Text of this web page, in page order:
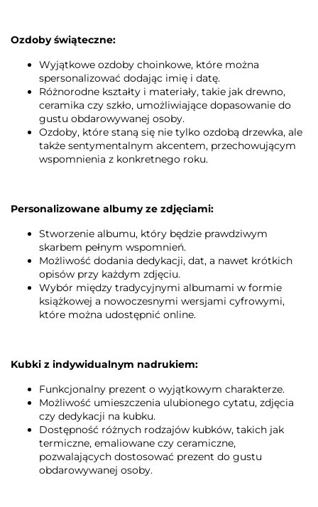
Ozdoby świąteczne:
Wyjątkowe ozdoby choinkowe, które można
spersonalizować dodając imię i datę.
Różnorodne kształty i materiały, takie jak drewno,
ceramika czy szkło, umożliwiające dopasowanie do
gustu obdarowywanej osoby.
Ozdoby, które staną się nie tylko ozdobą drzewka, ale
także sentymentalnym akcentem, przechowującym
wspomnienia z konkretnego roku.
Personalizowane albumy ze zdjęciami:
Stworzenie albumu, który będzie prawdziwym
skarbem pełnym wspomnień.
Możliwość dodania dedykacji, dat, a nawet krótkich
opisów przy każdym zdjęciu.
Wybór między tradycyjnymi albumami w formie
książkowej a nowoczesnymi wersjami cyfrowymi,
które można udostępnić online.
Kubki z indywidualnym nadrukiem:
Funkcjonalny prezent o wyjątkowym charakterze.
Możliwość umieszczenia ulubionego cytatu, zdjęcia
czy dedykacji na kubku.
Dostępność różnych rodzajów kubków, takich jak
termiczne, emaliowane czy ceramiczne,
pozwalających dostosować prezent do gustu
obdarowywanej osoby.